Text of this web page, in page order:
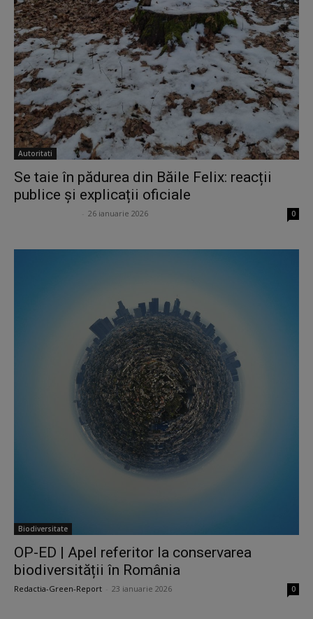
Autoritati
Se taie în pădurea din Băile Felix: reacții
publice și explicații oficiale
26 ianuarie 2026 0
Biodiversitate
OP-ED | Apel referitor la conservarea
biodiversității în România
Redactia-Green-Report 23 ianuarie 2026 0